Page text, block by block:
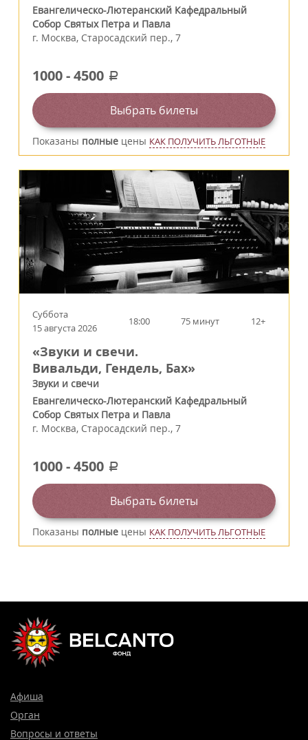
Евангелическо-Лютеранский Кафедральный
Собор Святых Петра и Павла
г. Москва, Старосадский пер., 7
1000-4500 a
Выбрать билеты
Показаны полные цены КАК ПОЛУЧИТЬ ЛЬГОТНЫЕ
Суббота
15 августа 2026
18:00 75 минут 12+
«Звуки и свечи.
Вивальди, Гендель, Бах»
Звуки и свечи
Евангелическо-Лютеранский Кафедральный
Собор Святых Петра и Павла
г. Москва, Старосадский пер., 7
1000-4500 a
Выбрать билеты
Показаны полные цены КАК ПОЛУЧИТЬ ЛЬГОТНЫЕ
Афиша
Орган
Вопросы и ответы